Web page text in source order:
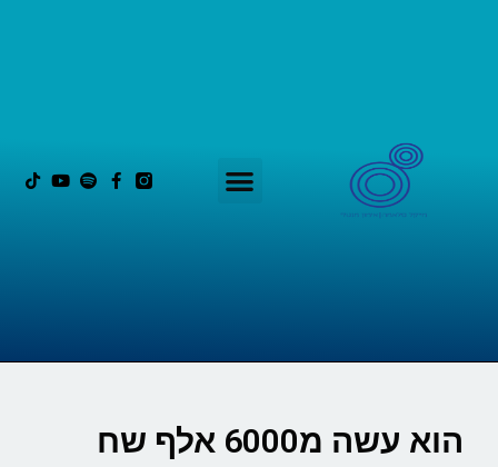
הוא עשה מ6000 אלף שח